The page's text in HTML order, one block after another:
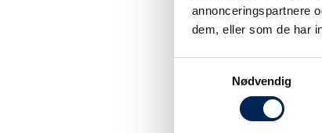
annonceringspartnere
dem, eller som de har
Nødvendig
Få
Tilmeld